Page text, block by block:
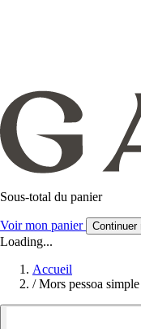
Sous-total du panier
Voir mon panier Continuer
Loading...
Accueil
/ Mors pessoa